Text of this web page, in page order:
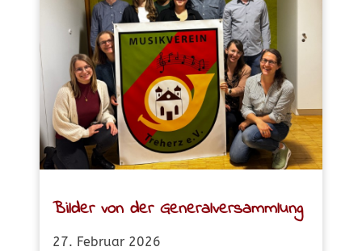
Bilder von der Generalversammlung
27. Februar 2026